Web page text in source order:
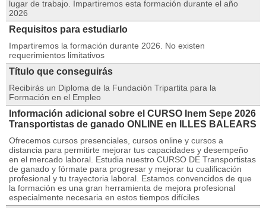
lugar de trabajo. Impartiremos esta formación durante el año
2026
Requisitos para estudiarlo
Impartiremos la formación durante 2026. No existen
requerimientos limitativos
Título que conseguirás
Recibirás un Diploma de la Fundación Tripartita para la
Formación en el Empleo
Información adicional sobre el CURSO Inem Sepe 2026
Transportistas de ganado ONLINE en ILLES BALEARS
Ofrecemos cursos presenciales, cursos online y cursos a
distancia para permitirte mejorar tus capacidades y desempeño
en el mercado laboral. Estudia nuestro CURSO DE Transportistas
de ganado y fórmate para progresar y mejorar tu cualificación
profesional y tu trayectoria laboral. Estamos convencidos de que
la formación es una gran herramienta de mejora profesional
especialmente necesaria en estos tiempos difíciles